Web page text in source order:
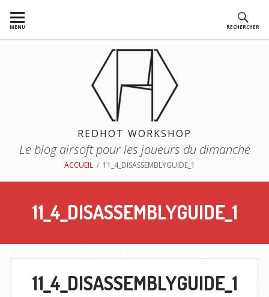
auMENU RECHERCHER
REDHOT WORKSHOP
Le blog airsoft pour les joueurs du dimanche
ACCUEIL 11_4_DISASSEMBLYGUIDE_1
11_4_DISASSEMBLYGUIDE_1
11_4_DISASSEMBLYGUIDE_1